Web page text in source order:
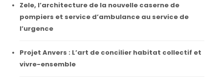
Zele, l’architecture de la nouvelle caserne de
pompiers et service d’ambulance au service de
l’urgence
Projet Anvers : L’art de concilier habitat collectif et
vivre-ensemble